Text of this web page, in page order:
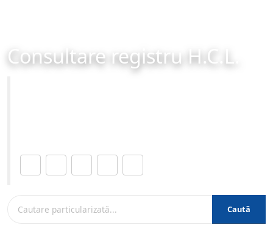
Consultare registru H.C.L.
Caută